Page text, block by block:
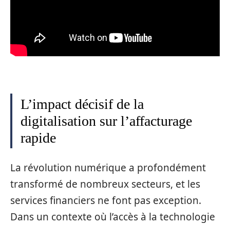
L’impact décisif de la
digitalisation sur l’affacturage
rapide
La révolution numérique a profondément
transformé de nombreux secteurs, et les
services financiers ne font pas exception.
Dans un contexte où l’accès à la technologie